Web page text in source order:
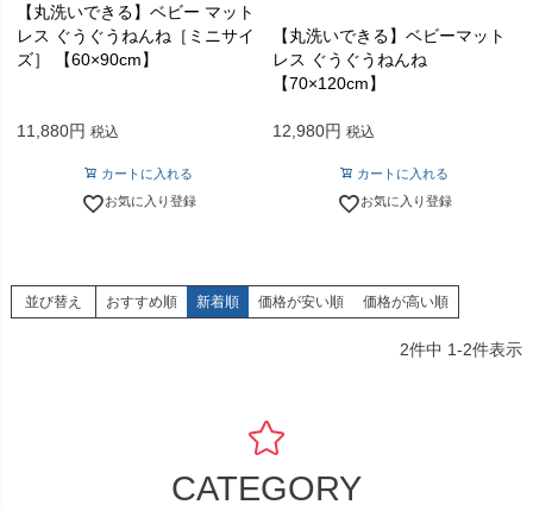
【丸洗いできる】ベビー マット
レス ぐうぐうねんね［ミニサイ
ズ］ 【60×90cm】
11,880 税込
カートに入れる
お気に入り登録
【丸洗いできる】ベビーマット
レス ぐうぐうねんね
【70×120cm】
12,980 税込
カートに入れる
お気に入り登録
並び替え おすすめ順 新着順 価格が安い順 価格が高い順
2件中 1-2件表示
CATEGORY